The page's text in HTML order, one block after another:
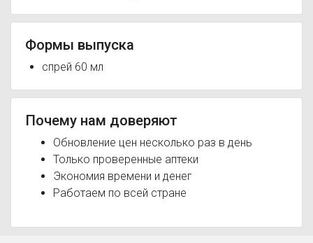
Формы выпуска
спрей 60 мл
Почему нам доверяют
Обновление цен несколько раз в день
Только проверенные аптеки
Экономия времени и денег
Работаем по всей стране